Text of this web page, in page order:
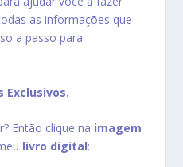
as informações que
a passo para
Exclusivos.
Então clique na imagem
livro digital: